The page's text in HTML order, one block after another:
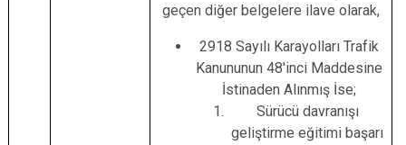
geçen diğer belgelere ilave olarak,
2918 Sayılı Karayolları Trafik
Kanununun 48'inci Maddesine
İstinaden Alınmış İse;
Sürücü davranışı
geliştirme eğitimi başarı